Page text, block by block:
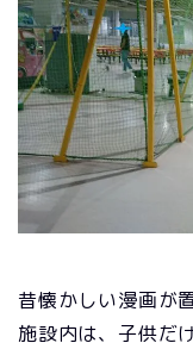
昔懐かしい漫画が
施設内は、子供だ